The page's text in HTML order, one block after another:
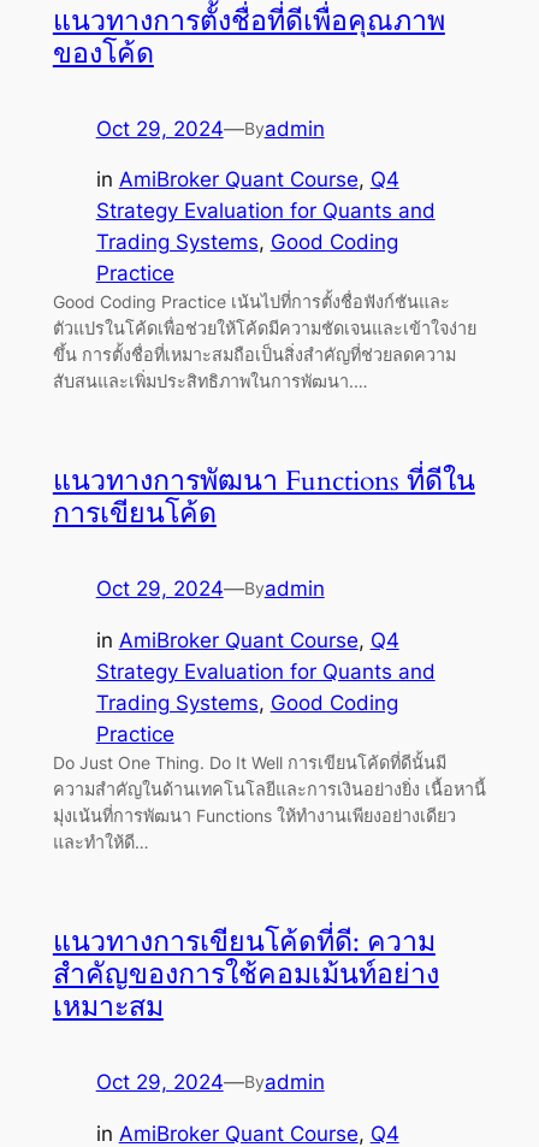
แนวทางการตั้งชื่อที่ดีเพื่อคุณภาพ
ของโค้ด
Oct 29, 2024—Byadmin
in AmiBroker Quant Course, Q4
Strategy Evaluation for Quants and
Trading Systems, Good Coding
Practice
Good Coding Practice เน้นไปที่การตั้งชื่อฟังก์ชันและ
ตัวแปรในโค้ดเพื่อช่วยให้โค้ดมีความชัดเจนและเข้าใจง่าย
ขึ้น การตั้งชื่อที่เหมาะสมถือเป็นสิ่งสำคัญที่ช่วยลดความ
สับสนและเพิ่มประสิทธิภาพในการพัฒนา.…
แนวทางการพัฒนา Functions ที่ดีใน
การเขียนโค้ด
Oct 29, 2024—Byadmin
in AmiBroker Quant Course, Q4
Strategy Evaluation for Quants and
Trading Systems, Good Coding
Practice
Do Just One Thing. Do It Well การเขียนโค้ดที่ดีนั้นมี
ความสำคัญในด้านเทคโนโลยีและการเงินอย่างยิ่ง เนื้อหานี้
มุ่งเน้นที่การพัฒนา Functions ให้ทำงานเพียงอย่างเดียว
และทำให้ดี…
แนวทางการเขียนโค้ดที่ดี: ความ
สำคัญของการใช้คอมเม้นท์อย่าง
เหมาะสม
Oct 29, 2024—Byadmin
in AmiBroker Quant Course, Q4